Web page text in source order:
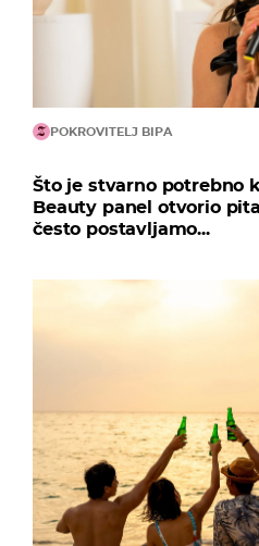
POKROVITELJ BIPA
Što je stvarno potrebno
Beauty panel otvorio
često postavljamo...